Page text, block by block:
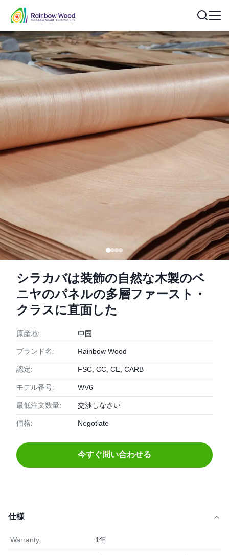
シラカバは装飾の自然な木製のベ
ニヤのパネルの多層ファースト・
クラスに直面した
原産地: 中国
ブランド名: Rainbow Wood
認定: FSC, CC, CE, CARB
モデル番号: WV6
最低注文数量: 交渉しなさい
価格: Negotiate
今すぐ問い合わせる
仕様
Warranty: 1年